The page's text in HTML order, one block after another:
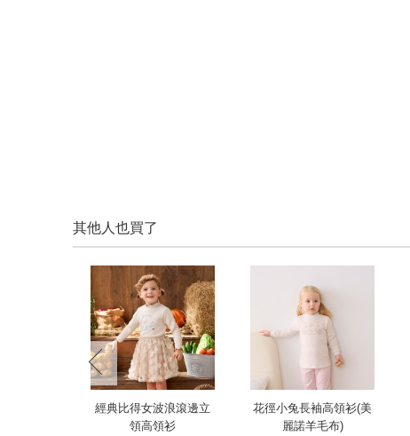
其他人也買了
經典比得女波浪滾邊立
領高領衫
花徑小兔長袖高領衫(美
麗諾羊毛布)
prev